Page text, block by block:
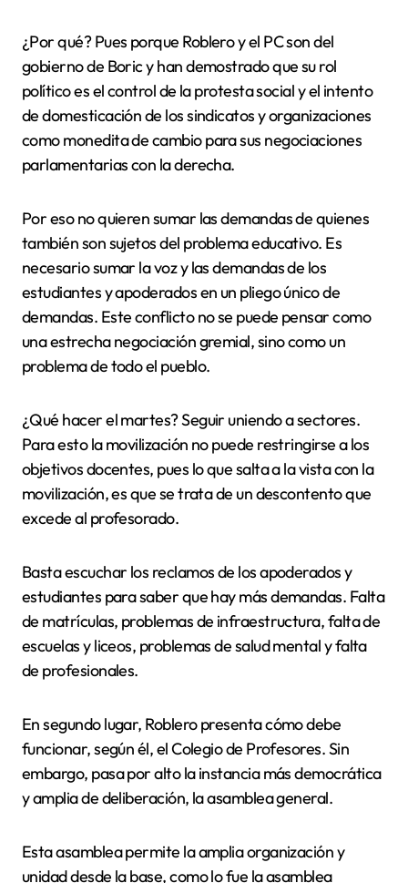
¿Por qué? Pues porque Roblero y el PC son del
gobierno de Boric y han demostrado que su rol
político es el control de la protesta social y el intento
de domesticación de los sindicatos y organizaciones
como monedita de cambio para sus negociaciones
parlamentarias con la derecha.
Por eso no quieren sumar las demandas de quienes
también son sujetos del problema educativo. Es
necesario sumar la voz y las demandas de los
estudiantes y apoderados en un pliego único de
demandas. Este conflicto no se puede pensar como
una estrecha negociación gremial, sino como un
problema de todo el pueblo.
¿Qué hacer el martes? Seguir uniendo a sectores.
Para esto la movilización no puede restringirse a los
objetivos docentes, pues lo que salta a la vista con la
movilización, es que se trata de un descontento que
excede al profesorado.
Basta escuchar los reclamos de los apoderados y
estudiantes para saber que hay más demandas. Falta
de matrículas, problemas de infraestructura, falta de
escuelas y liceos, problemas de salud mental y falta
de profesionales.
En segundo lugar, Roblero presenta cómo debe
funcionar, según él, el Colegio de Profesores. Sin
embargo, pasa por alto la instancia más democrática
y amplia de deliberación, la asamblea general.
Esta asamblea permite la amplia organización y
unidad desde la base, como lo fue la asamblea